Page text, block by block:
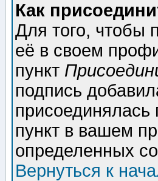
Как
Для того, чтобы
её в своем
пункт
подпись
пункт в вашем
определенных
Вернуться к